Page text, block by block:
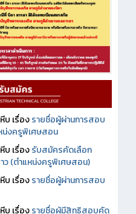
บ เรื่องรายชื่อผู้ผ่านการสอบ
น่งครูพิเศษสอน
บ เรื่องรับสมัครคัดเลือก
ว (ตำแหน่งครูพิเศษสอน)
บ เรื่องรายชื่อผู้ผ่านการสอบ
บ เรื่องรายชื่อผู้มีสิทธิสอบคัด